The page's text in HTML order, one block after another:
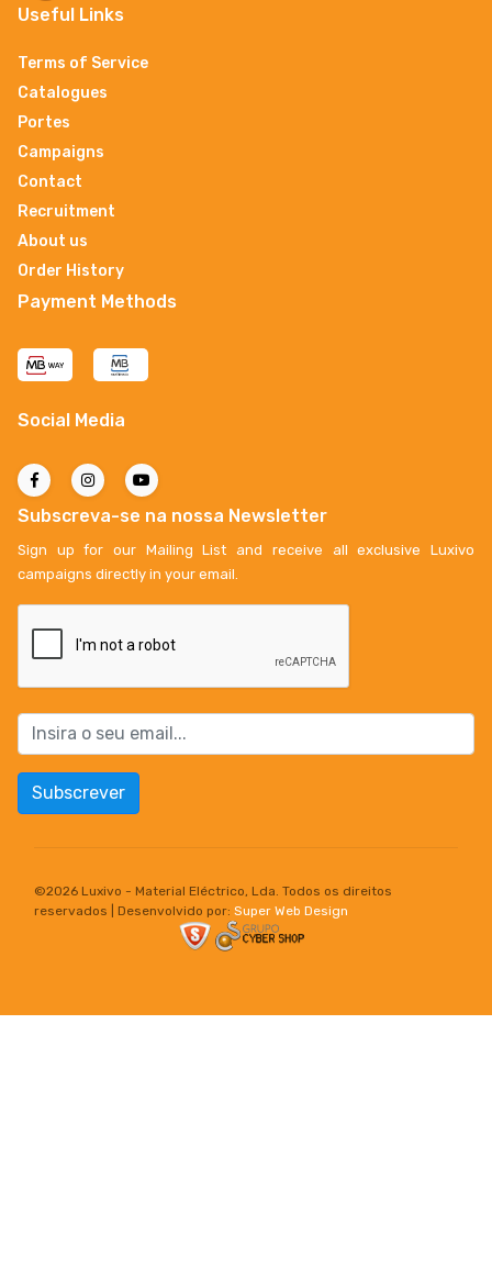
Useful Links
Terms of Service
Catalogues
Portes
Campaigns
Contact
Recruitment
About us
Order History
Payment Methods
Social Media
Subscreva-se na nossa Newsletter
Sign up for our Mailing List and receive all exclusive Luxivo
campaigns directly in your email.
Subscrever
©2026 Luxivo - Material Eléctrico, Lda. Todos os direitos
reservados | Desenvolvido por: Super Web Design